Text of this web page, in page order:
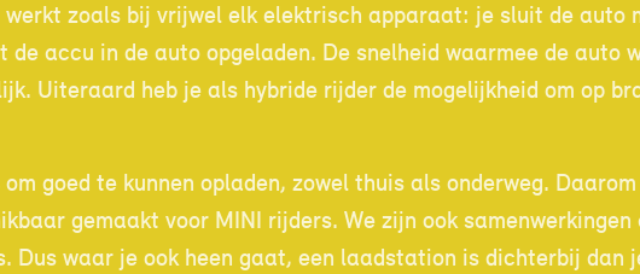
werkt zoals bij vrijwel elk elektrisch apparaat: je sluit de auto
de accu in de auto opgeladen. De snelheid waarmee de auto
Uiteraard heb je als hybride rijder de mogelijkheid om op
goed te kunnen opladen, zowel thuis als onderweg.
gemaakt voor MINI rijders. We zijn ook
Dus waar je ook heen gaat, een laadstation is dichterbij dan